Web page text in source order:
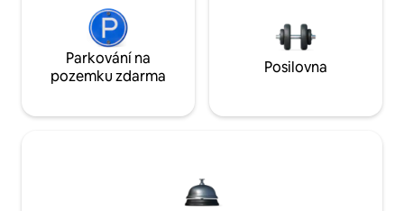
Parkování na
pozemku zdarma
Posilovna